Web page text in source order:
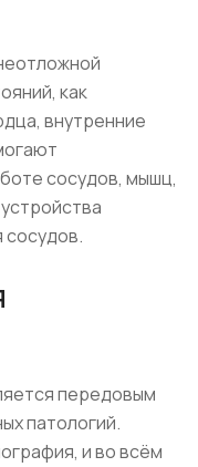
как
внутренние
сосудов, мышц,
сосудов.
передовым
патологий.
и во всём